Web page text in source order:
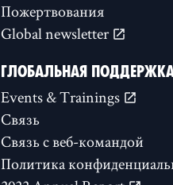
Пожертвования
Global newsletter
ГЛОБАЛЬНАЯ
Events & Trainings
Связь
Связь с веб-командой
Политика